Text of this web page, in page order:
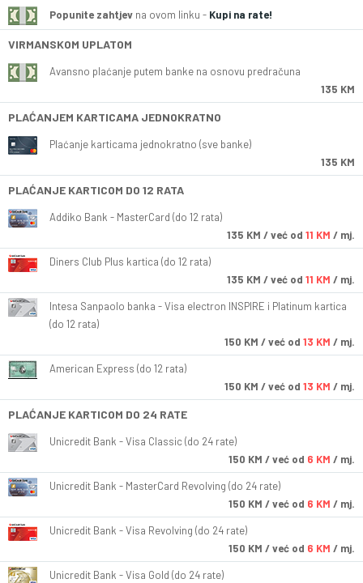
Popunite zahtjev na ovom linku - Kupi na rate!
VIRMANSKOM UPLATOM
Avansno plaćanje putem banke na osnovu predračuna
135 KM
PLAĆANJEM KARTICAMA JEDNOKRATNO
Plaćanje karticama jednokratno (sve banke)
135 KM
PLAĆANJE KARTICOM DO 12 RATA
Addiko Bank - MasterCard (do 12 rata)
135 KM / već od 11 KM / mj.
Diners Club Plus kartica (do 12 rata)
135 KM / već od 11 KM / mj.
Intesa Sanpaolo banka - Visa electron INSPIRE i Platinum kartica
(do 12 rata)
150 KM / već od 13 KM / mj.
American Express (do 12 rata)
150 KM / već od 13 KM / mj.
PLAĆANJE KARTICOM DO 24 RATE
Unicredit Bank - Visa Classic (do 24 rate)
150 KM / već od 6 KM / mj.
Unicredit Bank - MasterCard Revolving (do 24 rate)
150 KM / već od 6 KM / mj.
Unicredit Bank - Visa Revolving (do 24 rate)
150 KM / već od 6 KM / mj.
Unicredit Bank - Visa Gold (do 24 rate)